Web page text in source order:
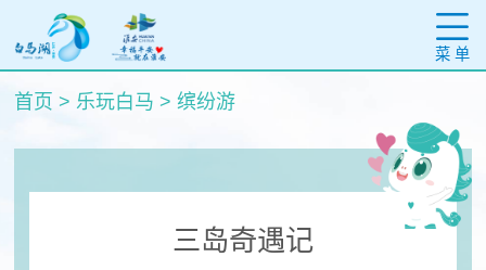
菜 单
首页 > 乐玩白马 >缤纷游
三岛奇遇记